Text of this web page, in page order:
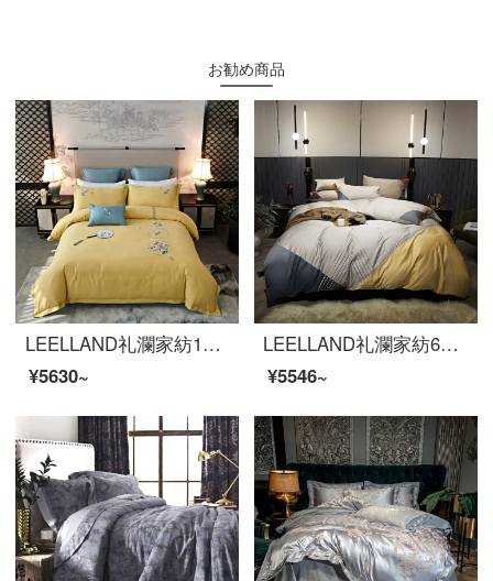
お勧め商品
LEELLAND礼瀾家紡100本の新しい中国式刺繍の全綿研毛ベッドの上に4つのセットの純綿を厚くして保温ベッド用品セットの瑾姀赋1.8-2.0メートルベッド/220*240 cm布団カバー
¥5630~
LEELLAND礼瀾家紡60本の綿の軽い贅沢な刺繍のつぎはぎ細工の全綿のベッドの上で4つのセットの純綿のベッドの品物のセットのアイリン-黄は墨の1.5-1.8メートルのベッドを配合します/200*230 cm布団カバー
¥5546~